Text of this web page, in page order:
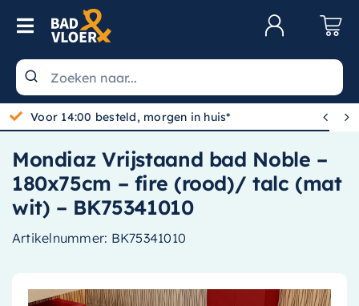
Skip to content
Toggle Navigation
Wastafels
Toiletten
Spiegels
Kranen
Douche
Baden
Gratis bezorgd vanaf 100,-
 
Mondiaz Vrijstaand bad Noble –
180x75cm – fire (rood)/ talc (mat
wit) – BK75341010
Artikelnummer: BK75341010